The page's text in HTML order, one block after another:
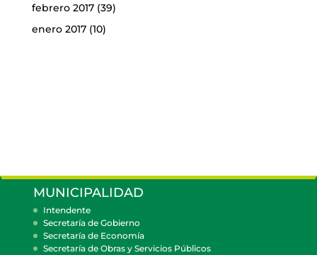
febrero 2017(39)
enero 2017(10)
MUNICIPALIDAD
Intendente
Secretaría de Gobierno
Secretaría de Economía
Secretaría de Obras y Servicios Públicos